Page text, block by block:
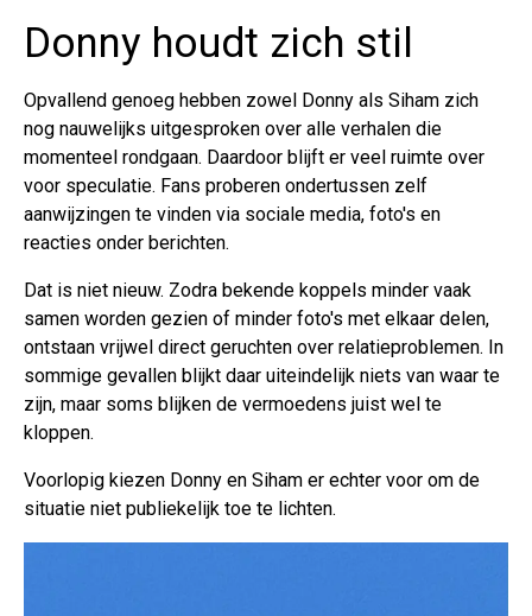
Donny houdt zich stil
Opvallend genoeg hebben zowel Donny als Siham zich
nog nauwelijks uitgesproken over alle verhalen die
momenteel rondgaan. Daardoor blijft er veel ruimte over
voor speculatie. Fans proberen ondertussen zelf
aanwijzingen te vinden via sociale media, foto's en
reacties onder berichten.
Dat is niet nieuw. Zodra bekende koppels minder vaak
samen worden gezien of minder foto's met elkaar delen,
ontstaan vrijwel direct geruchten over relatieproblemen. In
sommige gevallen blijkt daar uiteindelijk niets van waar te
zijn, maar soms blijken de vermoedens juist wel te
kloppen.
Voorlopig kiezen Donny en Siham er echter voor om de
situatie niet publiekelijk toe te lichten.